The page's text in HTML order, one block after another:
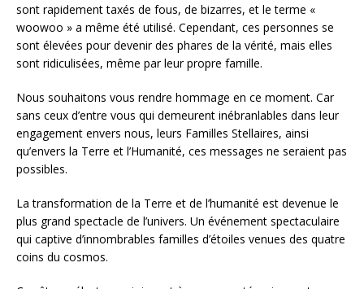
sont rapidement taxés de fous, de bizarres, et le terme «
woowoo » a même été utilisé. Cependant, ces personnes se
sont élevées pour devenir des phares de la vérité, mais elles
sont ridiculisées, même par leur propre famille.
Nous souhaitons vous rendre hommage en ce moment. Car
sans ceux d’entre vous qui demeurent inébranlables dans leur
engagement envers nous, leurs Familles Stellaires, ainsi
qu’envers la Terre et l’Humanité, ces messages ne seraient pas
possibles.
La transformation de la Terre et de l’humanité est devenue le
plus grand spectacle de l’univers. Un événement spectaculaire
qui captive d’innombrables familles d’étoiles venues des quatre
coins du cosmos.